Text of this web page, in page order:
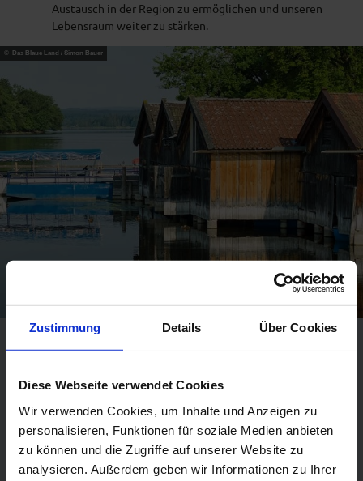
Zustimmung Details Über Cookies
Diese Webseite verwendet Cookies
Wir verwenden Cookies, um Inhalte und Anzeigen zu
personalisieren, Funktionen für soziale Medien anbieten
zu können und die Zugriffe auf unserer Website zu
analysieren. Außerdem geben wir Informationen zu Ihrer
Austausch in der Region zu ermöglichen und unseren
Lebensraum weiter zu stärken.
© Das Blaue Land / Simon Bauer